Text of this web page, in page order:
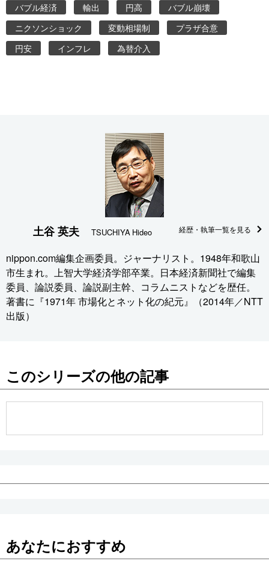
バブル経済 輸出 円高
バブル崩壊
ニクソンショック
変動相場制
プラザ合意
円安
インフレ 為替介入
土谷 英夫 TSUCHIYA Hideo 経歴・執筆一覧を見る
nippon.com編集企画委員。ジャーナリスト。1948年和歌山
市生まれ。上智大学経済学部卒業。日本経済新聞社で編集
委員、論説委員、論説副主幹、コラムニストなどを歴任。
著書に『1971年 市場化とネット化の紀元』（2014年／NTT
出版）
このシリーズの他の記事
あなたにおすすめ